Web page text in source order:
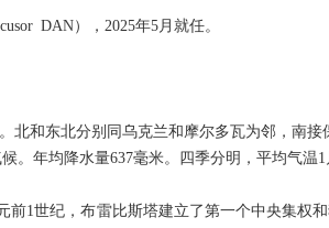
DAN），2025年5月就任。
北和东北分别同乌克兰和摩尔多瓦为邻，南
。年均降水量637毫米。四季分明，平均气温
前1世纪，布雷比斯塔建立了第一个中央集权